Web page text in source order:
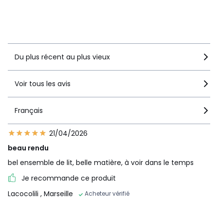
Du plus récent au plus vieux
Voir tous les avis
Français
21/04/2026
beau rendu
bel ensemble de lit, belle matière, à voir dans le temps
Je recommande ce produit
Lacocolili , Marseille Acheteur vérifié